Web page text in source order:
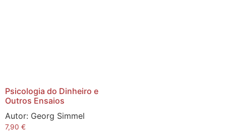
Psicologia do Dinheiro e
Outros Ensaios
Autor: Georg Simmel
7,90 €